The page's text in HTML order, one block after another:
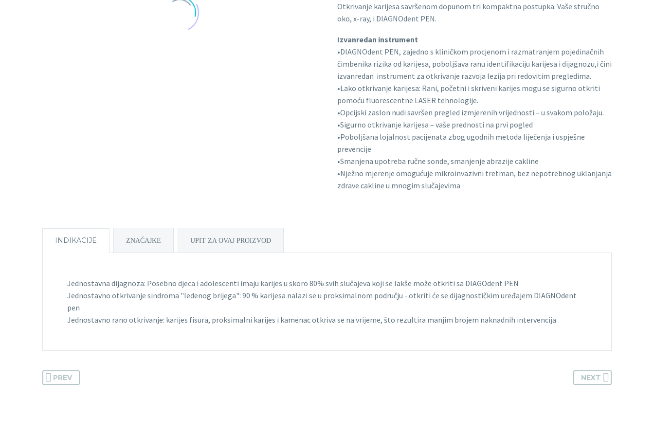
Otkrivanje karijesa savršenom dopunom tri kompaktna postupka: Vaše stručno
oko, x-ray, i DIAGNOdent PEN.
Izvanredan instrument
•DIAGNOdent PEN, zajedno s kliničkom procjenom i razmatranjem pojedinačnih
čimbenika rizika od karijesa, poboljšava ranu identifikaciju karijesa i dijagnozu,i čini
izvanredan instrument za otkrivanje razvoja lezija pri redovitim pregledima.
•Lako otkrivanje karijesa: Rani, početni i skriveni karijes mogu se sigurno otkriti
pomoću fluorescentne LASER tehnologije.
•Opcijski zaslon nudi savršen pregled izmjerenih vrijednosti – u svakom položaju.
•Sigurno otkrivanje karijesa – vaše prednosti na prvi pogled
•Poboljšana lojalnost pacijenata zbog ugodnih metoda liječenja i uspješne
prevencije
•Smanjena upotreba ručne sonde, smanjenje abrazije cakline
•Nježno mjerenje omogućuje mikroinvazivni tretman, bez nepotrebnog uklanjanja
zdrave cakline u mnogim slučajevima
INDIKACIJE ZNAČAJKE UPIT ZA OVAJ PROIZVOD
Jednostavna dijagnoza: Posebno djeca i adolescenti imaju karijes u skoro 80% svih slučajeva koji se lakše može otkriti sa DIAGOdent PEN
Jednostavno otkrivanje sindroma "ledenog brijega": 90 % karijesa nalazi se u proksimalnom području - otkriti će se dijagnostičkim uređajem DIAGNOdent
pen
Jednostavno rano otkrivanje: karijes fisura, proksimalni karijes i kamenac otkriva se na vrijeme, što rezultira manjim brojem naknadnih intervencija
PREV NEXT